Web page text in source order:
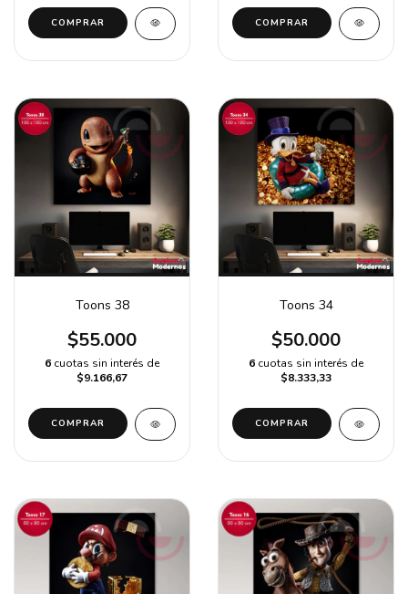
COMPRAR COMPRAR
Toons 38
$55.000
6 cuotas sin interés de
$9.166,67
COMPRAR
Toons 34
$50.000
6 cuotas sin interés de
$8.333,33
COMPRAR